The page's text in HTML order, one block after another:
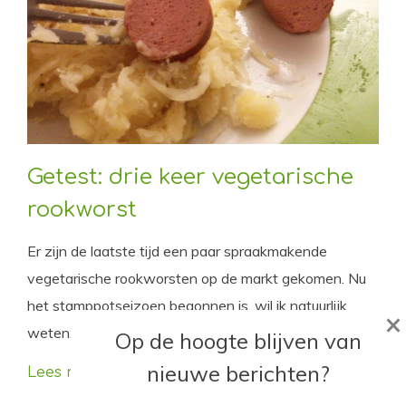
Getest: drie keer vegetarische
rookworst
Er zijn de laatste tijd een paar spraakmakende
vegetarische rookworsten op de markt gekomen. Nu
het stamppotseizoen begonnen is, wil ik natuurlijk
weten: smaken ze ook?
Lees meer
Op de hoogte blijven van
nieuwe berichten?
×